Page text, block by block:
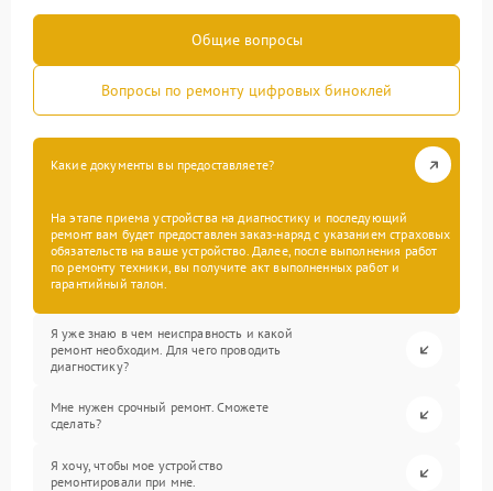
Общие вопросы
Вопросы по ремонту цифровых биноклей
Какие документы вы предоставляете?
На этапе приема устройства на диагностику и последующий
ремонт вам будет предоставлен заказ-наряд с указанием страховых
обязательств на ваше устройство. Далее, после выполнения работ
по ремонту техники, вы получите акт выполненных работ и
гарантийный талон.
Я уже знаю в чем неисправность и какой
ремонт необходим. Для чего проводить
диагностику?
Мне нужен срочный ремонт. Сможете
сделать?
Я хочу, чтобы мое устройство
ремонтировали при мне.